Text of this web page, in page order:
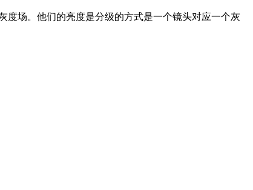
度场。他们的亮度是分级的方式是一个镜头对应一个灰